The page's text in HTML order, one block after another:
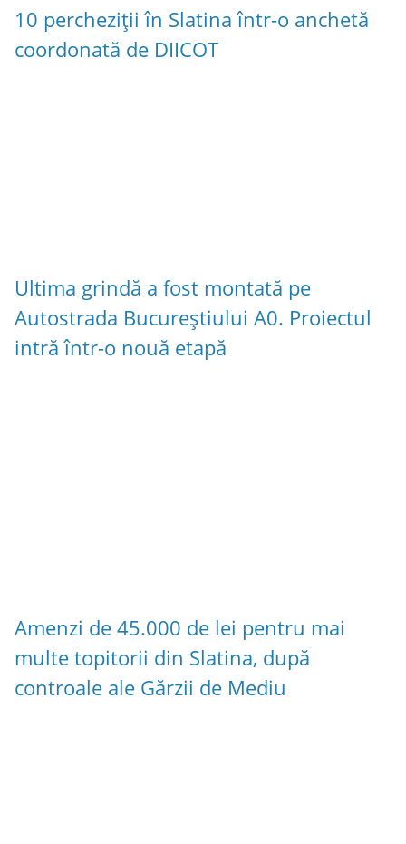
10 percheziții în Slatina într-o anchetă
coordonată de DIICOT
Ultima grindă a fost montată pe
Autostrada Bucureștiului A0. Proiectul
intră într-o nouă etapă
Amenzi de 45.000 de lei pentru mai
multe topitorii din Slatina, după
controale ale Gărzii de Mediu